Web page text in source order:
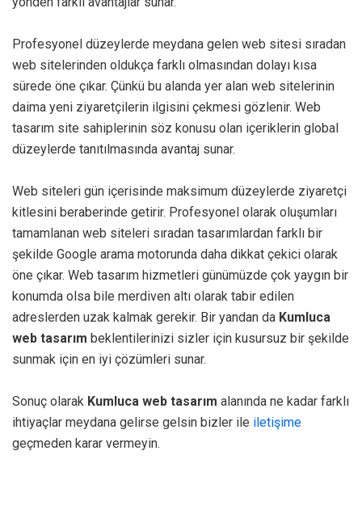
Profesyonel düzeylerde meydana gelen web sitesi sıradan
web sitelerinden oldukça farklı olmasından dolayı kısa
sürede öne çıkar. Çünkü bu alanda yer alan web sitelerinin
daima yeni ziyaretçilerin ilgisini çekmesi gözlenir. Web
tasarım site sahiplerinin söz konusu olan içeriklerin global
düzeylerde tanıtılmasında avantaj sunar.
Web siteleri gün içerisinde maksimum düzeylerde ziyaretçi
kitlesini beraberinde getirir. Profesyonel olarak oluşumları
tamamlanan web siteleri sıradan tasarımlardan farklı bir
şekilde Google arama motorunda daha dikkat çekici olarak
öne çıkar. Web tasarım hizmetleri günümüzde çok yaygın bir
konumda olsa bile merdiven altı olarak tabir edilen
adreslerden uzak kalmak gerekir. Bir yandan da Kumluca
web tasarım beklentilerinizi sizler için kusursuz bir şekilde
sunmak için en iyi çözümleri sunar.
Sonuç olarak Kumluca web tasarım alanında ne kadar farklı
ihtiyaçlar meydana gelirse gelsin bizler ile iletişime
geçmeden karar vermeyin.